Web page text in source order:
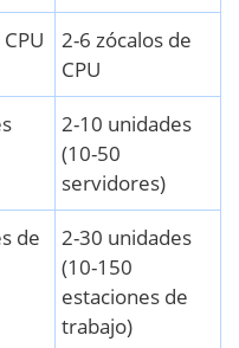
2-6 zócalos de
CPU
2-10 unidades
(10-50
servidores)
de
2-30 unidades
(10-150
estaciones de
trabajo)